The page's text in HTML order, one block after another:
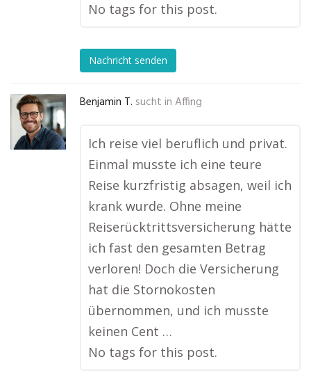
No tags for this post.
Nachricht senden
Benjamin T. sucht in Affing
Ich reise viel beruflich und privat.
Einmal musste ich eine teure
Reise kurzfristig absagen, weil ich
krank wurde. Ohne meine
Reiserücktrittsversicherung hätte
ich fast den gesamten Betrag
verloren! Doch die Versicherung
hat die Stornokosten
übernommen, und ich musste
keinen Cent …
No tags for this post.